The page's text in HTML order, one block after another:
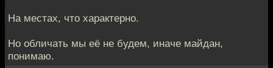
На местах, что характерно.
Но обличать мы её не будем, иначе майдан,
понимаю.